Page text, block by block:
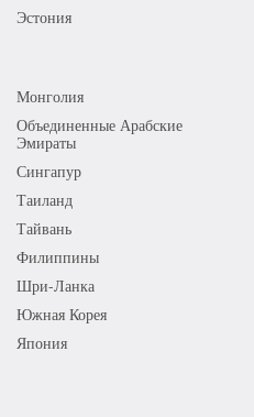
Эстония
Монголия
Объединенные Арабские
Эмираты
Сингапур
Таиланд
Тайвань
Филиппины
Шри-Ланка
Южная Корея
Япония